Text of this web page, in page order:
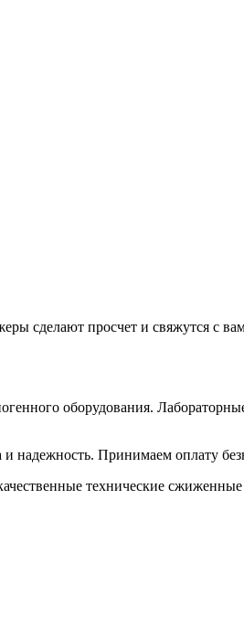
сделают просчет и свяжутся с
оборудования.
и надежность. Принимаем оплату
технические